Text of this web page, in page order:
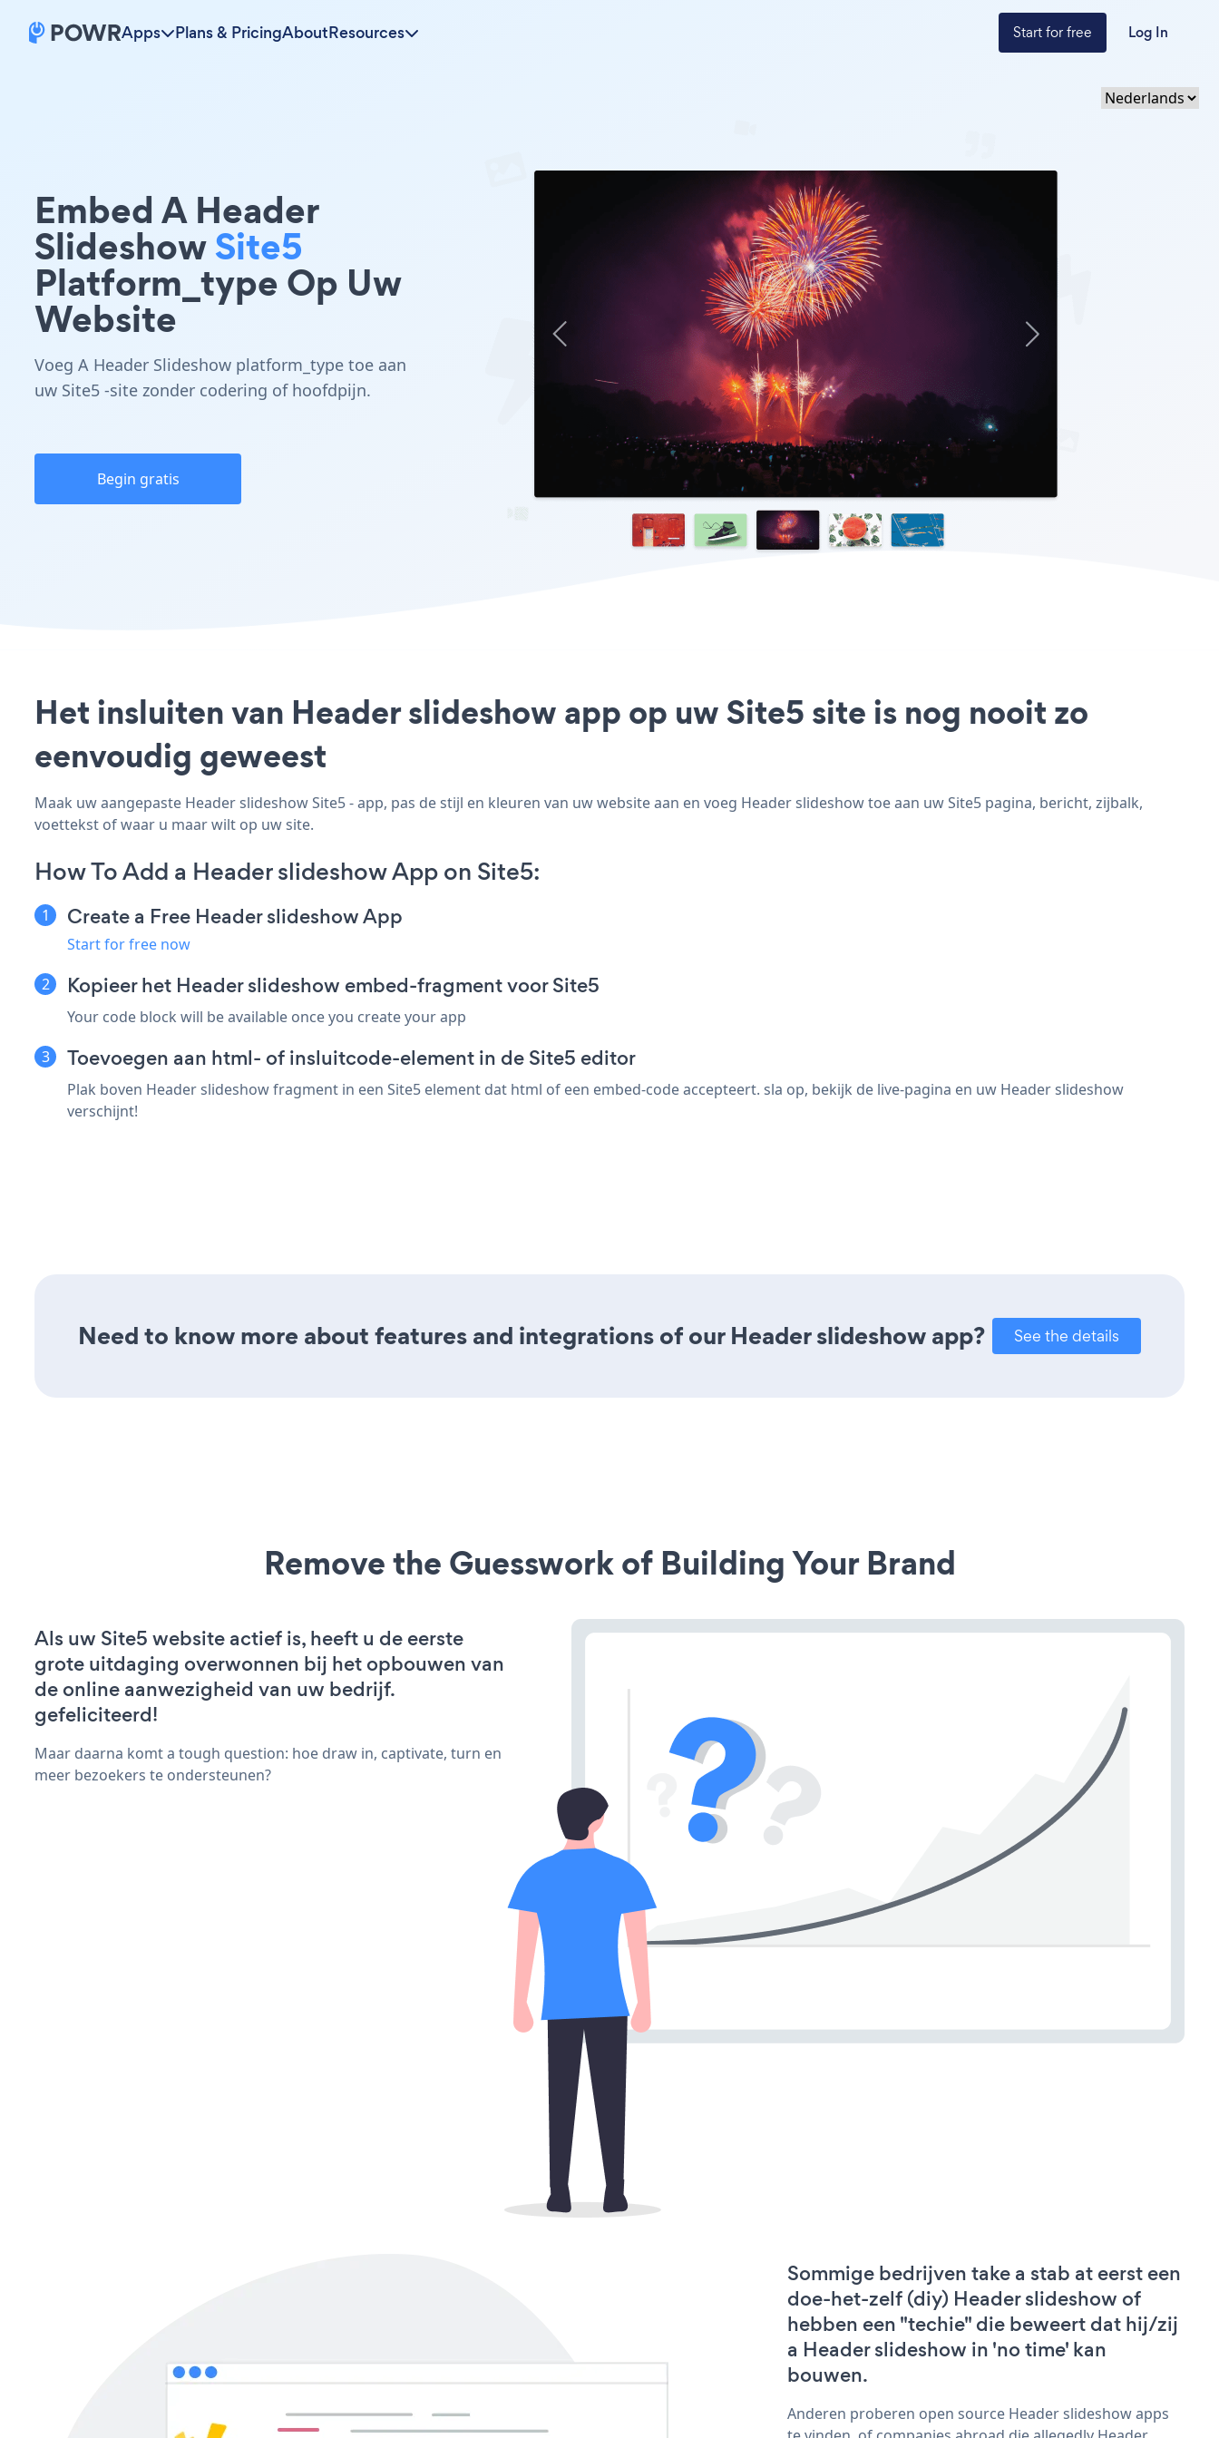
Apps Plans & PricingAboutResources Start for free Log In
Embed A Header
SlideshowSite5
Platform_type Op Uw
Website
Voeg A Header Slideshow platform_type toe aan
uw Site5 -site zonder codering of hoofdpijn.
Begin gratis
Het insluiten van Header slideshow app op uw Site5 site is nog nooit zo
eenvoudig geweest
Maak uw aangepaste Header slideshow Site5 - app, pas de stijl en kleuren van uw website aan en voeg Header slideshow toe aan uw Site5 pagina, bericht, zijbalk,
voettekst of waar u maar wilt op uw site.
How To Add a Header slideshow App on Site5:
Create a Free Header slideshow App
Start for free now
Kopieer het Header slideshow embed-fragment voor Site5
Your code block will be available once you create your app
Toevoegen aan html- of insluitcode-element in de Site5 editor
Plak boven Header slideshow fragment in een Site5 element dat html of een embed-code accepteert. sla op, bekijk de live-pagina en uw Header slideshow
verschijnt!
Need to know more about features and integrations of our Header slideshow app? See the details
Remove the Guesswork of Building Your Brand
Als uw Site5 website actief is, heeft u de eerste
grote uitdaging overwonnen bij het opbouwen van
de online aanwezigheid van uw bedrijf.
gefeliciteerd!
Maar daarna komt a tough question: hoe draw in, captivate, turn en
meer bezoekers te ondersteunen?
Sommige bedrijven take a stab at eerst een
doe-het-zelf (diy) Header slideshow of
hebben een "techie" die beweert dat hij/zij
a Header slideshow in 'no time' kan
bouwen.
Anderen proberen open source Header slideshow apps